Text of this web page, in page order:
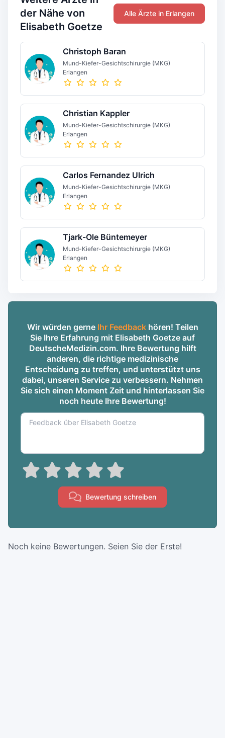
der Nähe von
Elisabeth Goetze
Alle Ärzte in Erlangen
Christoph Baran
Mund-Kiefer-Gesichtschirurgie (MKG)
Erlangen
Christian Kappler
Mund-Kiefer-Gesichtschirurgie (MKG)
Erlangen
Carlos Fernandez Ulrich
Mund-Kiefer-Gesichtschirurgie (MKG)
Erlangen
Tjark-Ole Büntemeyer
Mund-Kiefer-Gesichtschirurgie (MKG)
Erlangen
Wir würden gerne Ihr Feedbackhören! Teilen
Sie Ihre Erfahrung mit Elisabeth Goetze auf
DeutscheMedizin.com. Ihre Bewertung hilft
anderen, die richtige medizinische
Entscheidung zu treffen, und unterstützt uns
dabei, unseren Service zu verbessern. Nehmen
Sie sich einen Moment Zeit und hinterlassen Sie
noch heute Ihre Bewertung!
Bewertung schreiben
Noch keine Bewertungen. Seien Sie der Erste!